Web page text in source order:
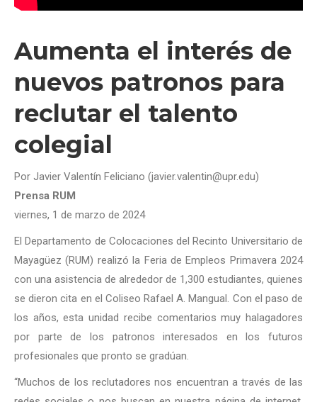
Aumenta el interés de
nuevos patronos para
reclutar el talento
colegial
Por Javier Valentín Feliciano (javier.valentin@upr.edu)
Prensa RUM
viernes, 1 de marzo de 2024
El Departamento de Colocaciones del Recinto Universitario de
Mayagüez (RUM) realizó la Feria de Empleos Primavera 2024
con una asistencia de alrededor de 1,300 estudiantes, quienes
se dieron cita en el Coliseo Rafael A. Mangual. Con el paso de
los años, esta unidad recibe comentarios muy halagadores
por parte de los patronos interesados en los futuros
profesionales que pronto se gradúan.
“Muchos de los reclutadores nos encuentran a través de las